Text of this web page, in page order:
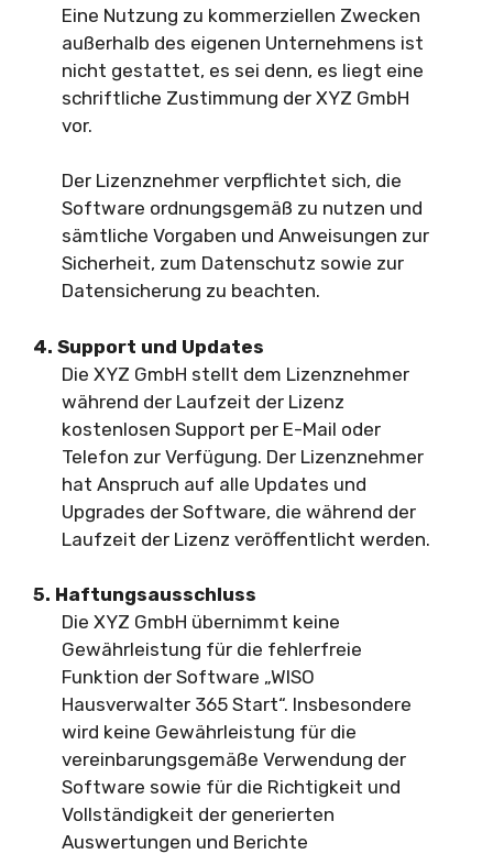
Eine Nutzung zu kommerziellen Zwecken
außerhalb des eigenen Unternehmens ist
nicht gestattet, es sei denn, es liegt eine
schriftliche Zustimmung der XYZ GmbH
vor.
Der Lizenznehmer verpflichtet sich, die
Software ordnungsgemäß zu nutzen und
sämtliche Vorgaben und Anweisungen zur
Sicherheit, zum Datenschutz sowie zur
Datensicherung zu beachten.
4. Support und Updates
Die XYZ GmbH stellt dem Lizenznehmer
während der Laufzeit der Lizenz
kostenlosen Support per E-Mail oder
Telefon zur Verfügung. Der Lizenznehmer
hat Anspruch auf alle Updates und
Upgrades der Software, die während der
Laufzeit der Lizenz veröffentlicht werden.
5. Haftungsausschluss
Die XYZ GmbH übernimmt keine
Gewährleistung für die fehlerfreie
Funktion der Software „WISO
Hausverwalter 365 Start“. Insbesondere
wird keine Gewährleistung für die
vereinbarungsgemäße Verwendung der
Software sowie für die Richtigkeit und
Vollständigkeit der generierten
Auswertungen und Berichte